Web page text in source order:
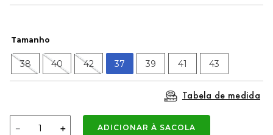
Tamanho
38 40 42 37 39 41 43
Tabela de medida
＋
－ ADICIONAR À SACOLA
8º vans
9º bermuda